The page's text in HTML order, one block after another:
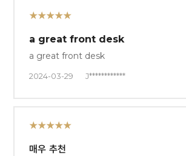
★★★★★
a great front desk
a great front desk
2024-03-29 J************
★★★★★
매우 추천